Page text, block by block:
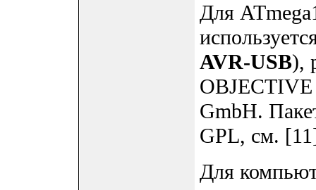
Для
AVR-USB),
GmbH.
GPL, см.
Для